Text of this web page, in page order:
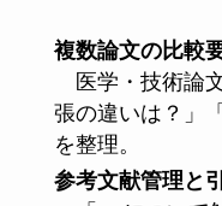
複数論文の比較
医学・技術論
張の違いは？」
を整理。
参考文献管理と